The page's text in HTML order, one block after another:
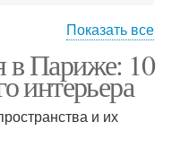
Пространство на
маленькой
Показать все
в Париже: 10
интерьера
и их